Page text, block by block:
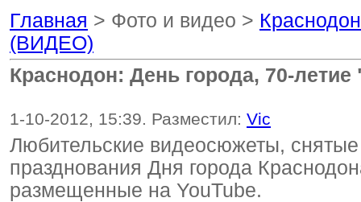
Главная > Фото и видео >
(ВИДЕО)
Краснодон: День города, 70-
1-10-2012, 15:39. Разместил: Vic
Любительские видеосюжеты,
празднования Дня города
размещенные на YouTube.